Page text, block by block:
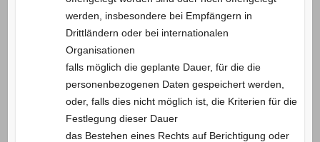
werden, insbesondere bei Empfängern in
Drittländern oder bei internationalen
Organisationen
falls möglich die geplante Dauer, für die die
personenbezogenen Daten gespeichert werden,
oder, falls dies nicht möglich ist, die Kriterien für die
Festlegung dieser Dauer
das Bestehen eines Rechts auf Berichtigung oder